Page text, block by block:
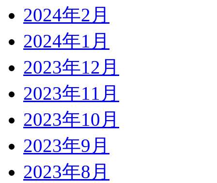
2024年2月
2024年1月
2023年12月
2023年11月
2023年10月
2023年9月
2023年8月